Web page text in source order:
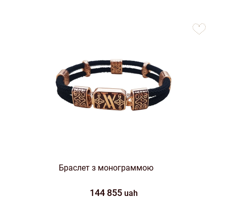
Браслет з монограммою
144 855 uah
favorites